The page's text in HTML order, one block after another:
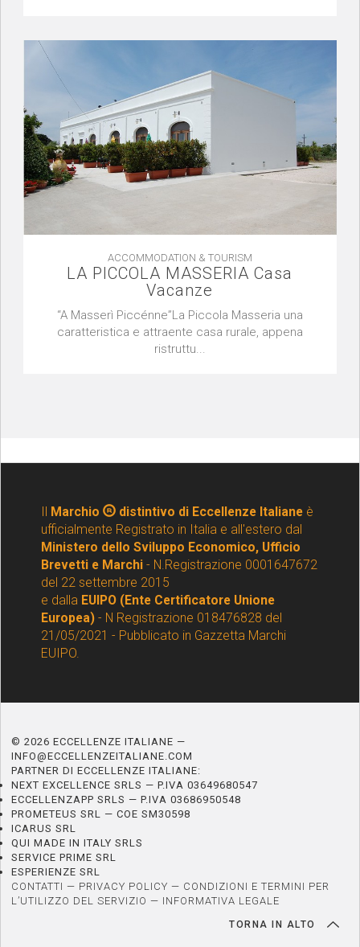
ACCOMMODATION & TOURISM
LA PICCOLA MASSERIA Casa
Vacanze
“A Masserì Piccénne”La Piccola Masseria una
caratteristica e attraente casa rurale, appena
ristruttu...
Il Marchio distintivo di Eccellenze Italianeè
ufficialmente Registrato in Italia e all'estero dal
Ministero dello Sviluppo Economico, Ufficio
Brevetti e Marchi - N.Registrazione 0001647672
del 22 settembre 2015
e dalla EUIPO (Ente Certificatore Unione
Europea) - N Registrazione 018476828 del
21/05/2021 - Pubblicato in Gazzetta Marchi
EUIPO.
© 2026 ECCELLENZE ITALIANE —
INFO@ECCELLENZEITALIANE.COM
PARTNER DI ECCELLENZE ITALIANE:
NEXT EXCELLENCE SRLS — P.IVA 03649680547
ECCELLENZAPP SRLS — P.IVA 03686950548
PROMETEUS SRL — COE SM30598
ICARUS SRL
QUI MADE IN ITALY SRLS
SERVICE PRIME SRL
ESPERIENZE SRL
CONTATTI — PRIVACY POLICY — CONDIZIONI E TERMINI PER
L’UTILIZZO DEL SERVIZIO — INFORMATIVA LEGALE
TORNA IN ALTO